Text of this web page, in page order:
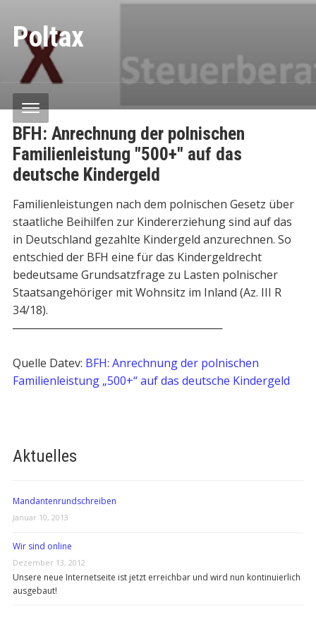
Poltax
Aktuelles
Mandantenrundschreiben
Januar 10, 2013
Wir sind online
Dezember 13, 2012
Unsere neue Internetseite ist jetzt erreichbar und wird nun kontinuierlich
ausgebaut!
BFH: Anrechnung der polnischen
Familienleistung "500+" auf das
deutsche Kindergeld
Familienleistungen nach dem polnischen Gesetz über
staatliche Beihilfen zur Kindererziehung sind auf das
in Deutschland gezahlte Kindergeld anzurechnen. So
entschied der BFH eine für das Kindergeldrecht
bedeutsame Grundsatzfrage zu Lasten polnischer
Staatsangehöriger mit Wohnsitz im Inland (Az. III R
34/18).
───────────────────────────
Quelle Datev: BFH: Anrechnung der polnischen
Familienleistung „500+“ auf das deutsche Kindergeld